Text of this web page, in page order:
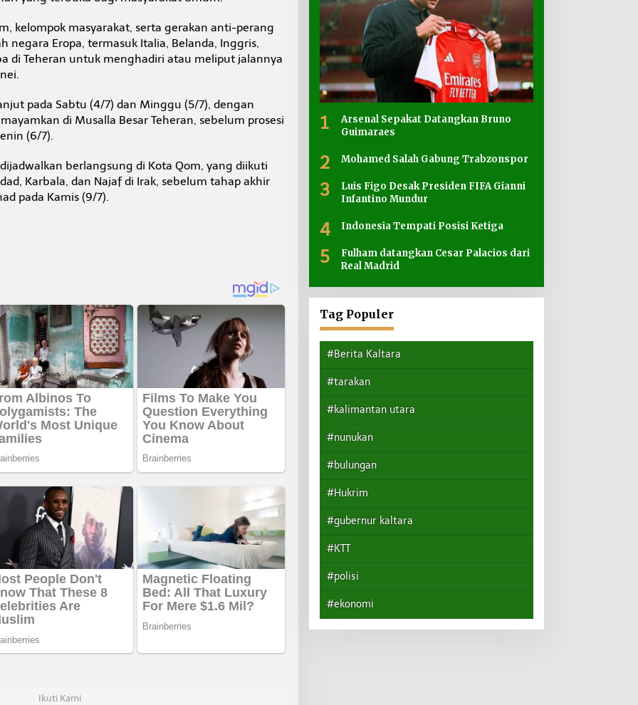
kelompok masyarakat, serta gerakan anti-perang
negara Eropa, termasuk Italia, Belanda, Inggris,
di Teheran untuk menghadiri atau meliput jalannya
pada Sabtu (4/7) dan Minggu (5/7), dengan
di Musalla Besar Teheran, sebelum prosesi
(6/7).
berlangsung di Kota Qom, yang diikuti
Karbala, dan Najaf di Irak, sebelum tahap akhir
pada Kamis (9/7).
Ikuti Kami
1
Arsenal Sepakat Datangkan Bruno
Guimaraes
2 Mohamed Salah Gabung Trabzonspor
3
Luis Figo Desak Presiden FIFA Gianni
Infantino Mundur
4 Indonesia Tempati Posisi Ketiga
5
Fulham datangkan Cesar Palacios dari
Real Madrid
Tag Populer
#Berita Kaltara
#tarakan
#kalimantan utara
#nunukan
#bulungan
#Hukrim
#gubernur kaltara
#KTT
#polisi
#ekonomi